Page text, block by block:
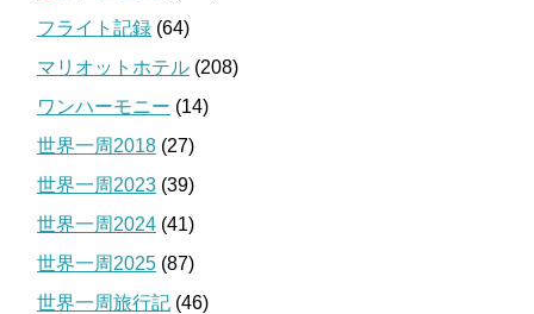
フライト記録 (64)
マリオットホテル (208)
ワンハーモニー (14)
世界一周2018 (27)
世界一周2023 (39)
世界一周2024 (41)
世界一周2025 (87)
世界一周旅行記 (46)